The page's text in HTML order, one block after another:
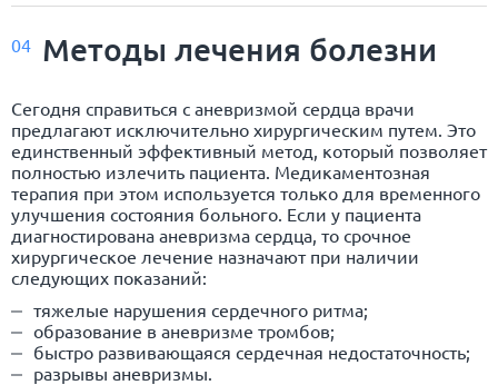
04 Методы лечения болезни
Сегодня справиться с аневризмой сердца врачи
предлагают исключительно хирургическим путем. Это
единственный эффективный метод, который позволяет
полностью излечить пациента. Медикаментозная
терапия при этом используется только для временного
улучшения состояния больного. Если у пациента
диагностирована аневризма сердца, то срочное
хирургическое лечение назначают при наличии
следующих показаний:
тяжелые нарушения сердечного ритма;
образование в аневризме тромбов;
быстро развивающаяся сердечная недостаточность;
разрывы аневризмы.